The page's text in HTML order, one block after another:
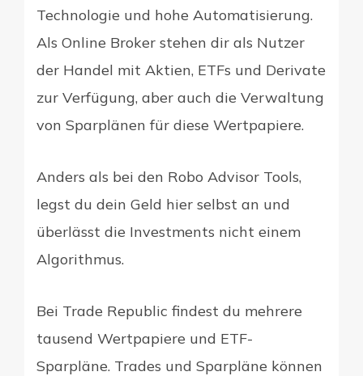
Technologie und hohe Automatisierung.
Als Online Broker stehen dir als Nutzer
der Handel mit Aktien, ETFs und Derivate
zur Verfügung, aber auch die Verwaltung
von Sparplänen für diese Wertpapiere.
Anders als bei den Robo Advisor Tools,
legst du dein Geld hier selbst an und
überlässt die Investments nicht einem
Algorithmus.
Bei Trade Republic findest du mehrere
tausend Wertpapiere und ETF-
Sparpläne. Trades und Sparpläne können